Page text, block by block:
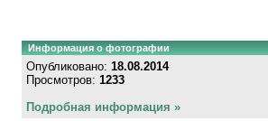
Информация о фотографии
Опубликовано: 18.08.2014
Просмотров: 1233
Подробная информация »